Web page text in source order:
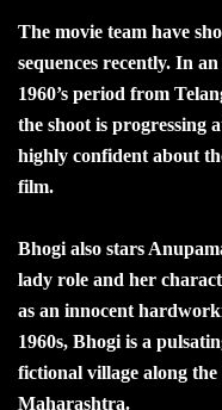
The movie team have
sequences recently. In
1960’s period from
the shoot is progressing
highly confident about
film.
Bhogi also stars
lady role and her
as an innocent
1960s, Bhogi is a
fictional village along
Maharashtra.